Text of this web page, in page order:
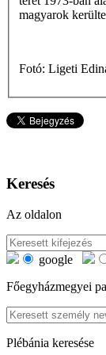
magyarok
Fotó: Ligeti
Keresés
Az oldalon
google
Főegyházmegyei
Plébánia keresése